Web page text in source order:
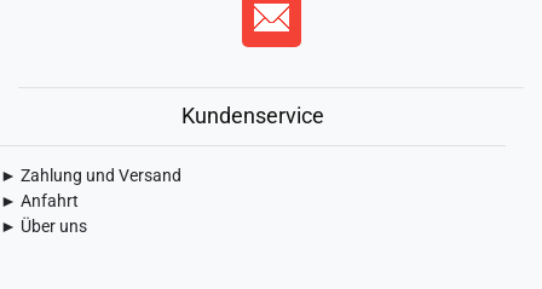
Kundenservice
► Zahlung und Versand
► Anfahrt
► Über uns